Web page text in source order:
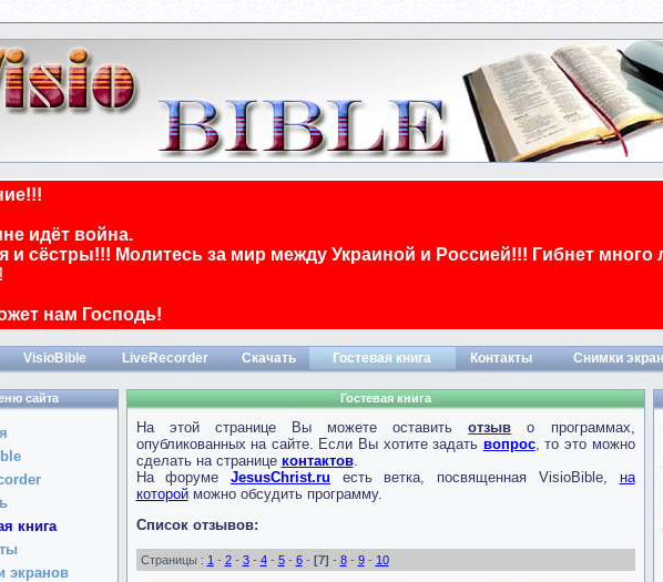
идёт война.
и сёстры!!! Молитесь за мир между Украиной и Россией!!! Гибнет много
нам Господь!
VisioBible LiveRecorder Скачать Гостевая книга Контакты Снимки
сайта
книга
экранов
Гостевая книга
На этой странице Вы можете оставитьотзыв о программах,
опубликованных на сайте. Если Вы хотите задать вопрос, то это можно
сделать на странице контактов.
На форуме JesusChrist.ru есть ветка, посвященная VisioBible, на
которойможно обсудить программу.
Список отзывов:
Страницы : 1 - 2- 3- 4- 5- 6- [7] - 8- 9- 10